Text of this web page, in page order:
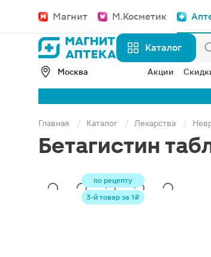
Магнит М.Косметик
Каталог
Москва Акции
Главная Каталог Лекарства
Бетагистин
по рецепту
3-й товар за 1 ₽